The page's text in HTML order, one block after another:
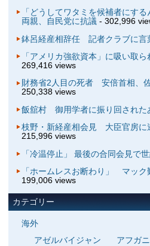
「どうしてワタミを候補者にす
両親、自民党に抗議- 302,996
鉢呂経産相辞任 記者クラブに言
「アメリカ強欲資本」に吸い取
269,416 views
財務省2人目の死者 安倍首相、
250,338 views
飯舘村 御用学者に振り回された
枝野・新経産相会見 大臣官房に
215,996 views
「冷温停止」 最後の合同会見で
「ホームレスお断わり」 マック
199,006 views
カテゴリー
海外
アゼルバイジャン
アフガ